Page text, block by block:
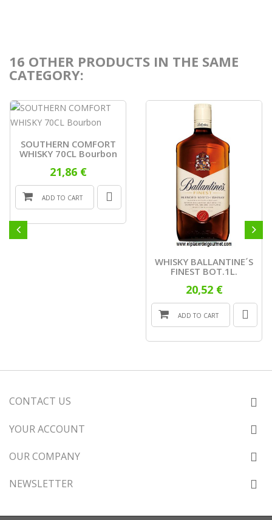
16 OTHER PRODUCTS IN THE SAME
CATEGORY:
SOUTHERN COMFORT
WHISKY 70CL Bourbon
21,86 €
ADD TO CART
WHISKY BALLANTINE´S
FINEST BOT.1L.
20,52 €
ADD TO CART
CONTACT US
YOUR ACCOUNT
OUR COMPANY
NEWSLETTER